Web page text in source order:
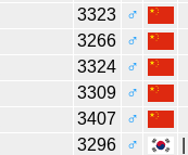
3323
♂
3266
♂
3324
♂
3309
♂
3407
♂
3296 ♂